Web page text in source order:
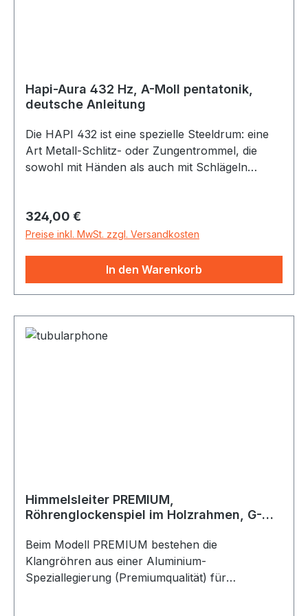
Hapi-Aura 432 Hz, A-Moll pentatonik,
deutsche Anleitung
Die HAPI 432 ist eine spezielle Steeldrum: eine
Art Metall-Schlitz- oder Zungentrommel, die
sowohl mit Händen als auch mit Schlägeln
nur wenig Übung diesen Instrumenten entlockt
werden. Die HAPI 432 ist etwas kleiner gebaut
Tönen einen guten Resonanzraum.Stimmung: A-
Moll, pentatonisch Töne: a - c' - d' - e' - g' - a' -
c'' - d'' Lieferumfang: 1 Paar Silikonschlägel +
Tasche + Spielanleitung in Deutsch Patentiert in
USA, hergestellt in Indien. 3 kg, 8 Töne
Regulärer Preis:
324,00 €
Preise inkl. MwSt. zzgl. Versandkosten
In den Warenkorb
Himmelsleiter PREMIUM,
Röhrenglockenspiel im Holzrahmen, G-
Beim Modell PREMIUM bestehen die
Klangröhren aus einer Aluminium-
Speziallegierung (Premiumqualität) für